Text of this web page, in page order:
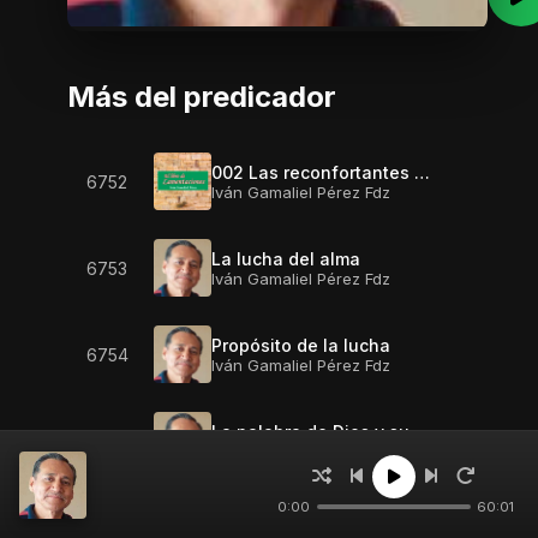
Más del predicador
6752 002 Las reconfortantes misericordias de Dios - Lam. 3:23
Iván Gamaliel Pérez Fdz
6753 La lucha del alma
Iván Gamaliel Pérez Fdz
6754 Propósito de la lucha
Iván Gamaliel Pérez Fdz
La palabra de Dios y su autenticación
Iván Gamaliel Pérez Fdz
0:00 60:01